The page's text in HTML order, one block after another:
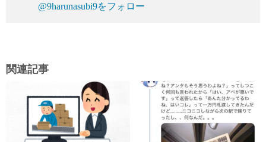
@9harunasubi9をフォロー
関連記事